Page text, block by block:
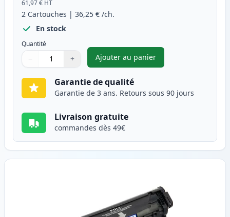
61,97 € HT
2 Cartouches | 36,25 € /ch.
En stock
Quantité
Quantité
Utilisez les boutons pour ajuster
− +
Quantité
Ajouter au panier
,Pack de 2 Canon FX-10
Garantie de qualité
Garantie de 3 ans. Retours sous 90 jours
Livraison gratuite
commandes dès 49€